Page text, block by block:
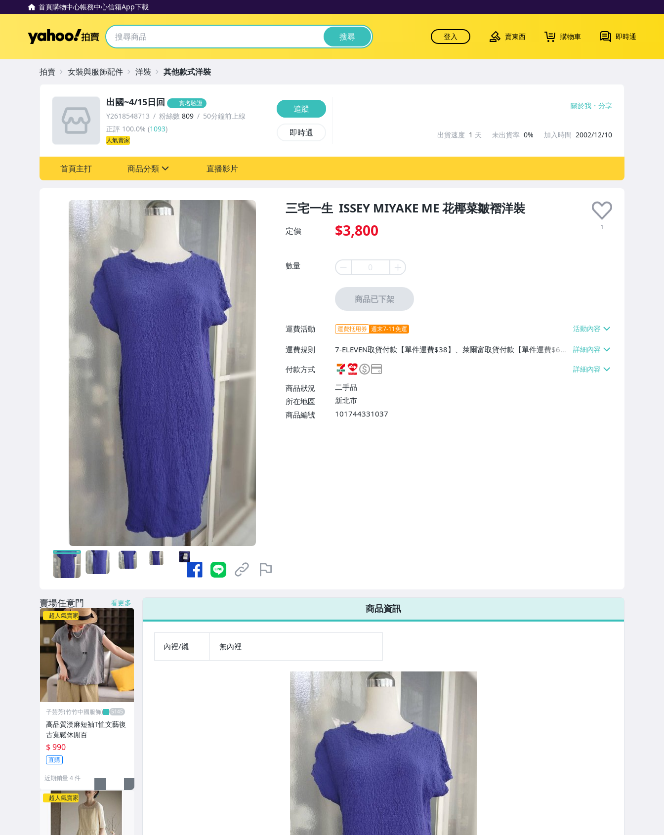
首頁購物中心帳務中心信箱App下載
Yahoo拍賣 搜尋 登入 賣東西 購物車 即時通
三宅一生 ISSEY MIYAKE ME 花椰菜皺褶洋裝
1
定價 $3,800
數量
商品已下架
運費活動 運費抵用券 週末7-11免運
運費規則
7-ELEVEN取貨付款【單件運費$38】、萊爾富取貨付款【單件運費$6
0】、郵局掛號【單件運費$50】
付款方式
商品狀況
二手品
所在地區
新北市
商品編號
101744331037
出國~4/15日回 實名驗證
Y2618548713 粉絲數 809
50分鐘前上線
正評 100.0% (1093)
人氣賣家
追蹤
即時通
關於我 分享
出貨速度 1 天 未出貨率 0% 加入時間 2002/12/10
首頁主打 商品分類
居家、家具與園藝
玩具、模型與公仔
男性精品與服飾
女裝與服飾配件
手錶與飾品配件
女包精品與女鞋
運動、戶外與休閒
直播影片
拍賣 女裝與服飾配件 洋裝 其他款式洋裝
商品資訊
內裡/襯 無內裡
賣場任意門 看更多
超人氣賣家
子芸芳(竹竹中國服飾)
高品質漢麻短袖T恤文藝復
古寬鬆休閒百
$ 990
直購
近期銷量 4 件
超人氣賣家